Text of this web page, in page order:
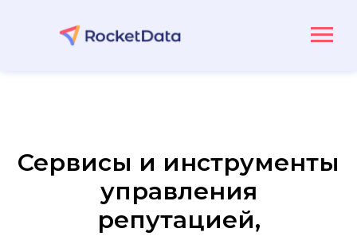
Сервисы и инструменты
управления
репутацией,